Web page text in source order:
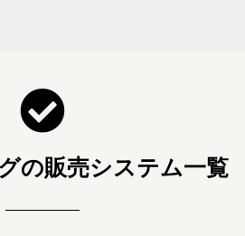
の販売システム一覧